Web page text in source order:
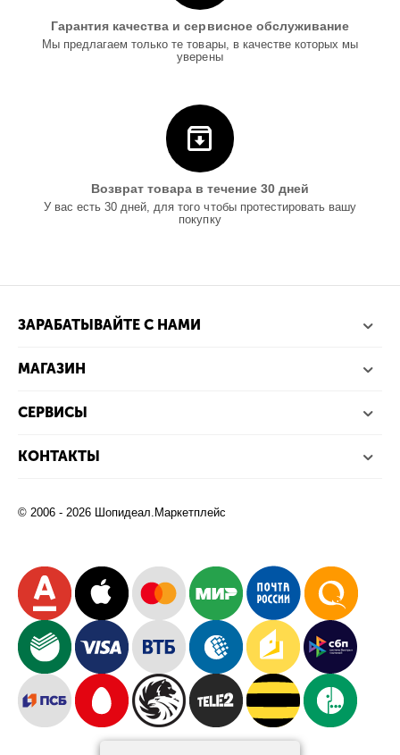
Гарантия качества и сервисное обслуживание
Мы предлагаем только те товары, в качестве которых мы
уверены
Возврат товара в течение 30 дней
У вас есть 30 дней, для того чтобы протестировать вашу
покупку
ЗАРАБАТЫВАЙТЕ С НАМИ
МАГАЗИН
СЕРВИСЫ
КОНТАКТЫ
© 2006 - 2026 Шопидеал.Маркетплейс